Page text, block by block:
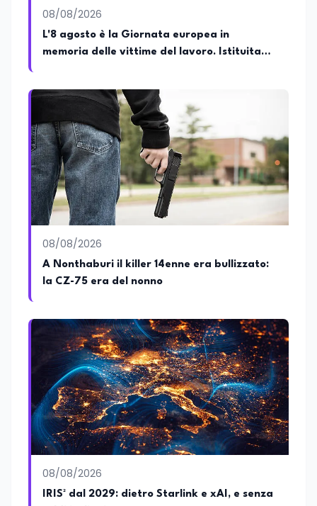
08/08/2026
L'8 agosto è la Giornata europea in
memoria delle vittime del lavoro. Istituita
08/08/2026
A Nonthaburi il killer 14enne era bullizzato:
la CZ-75 era del nonno
08/08/2026
IRIS² dal 2029: dietro Starlink e xAI, e senza